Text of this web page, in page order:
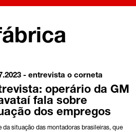
-entrevista o corneta
operário da GM
fala sobre
dos empregos
da situação das montadoras brasileiras, que